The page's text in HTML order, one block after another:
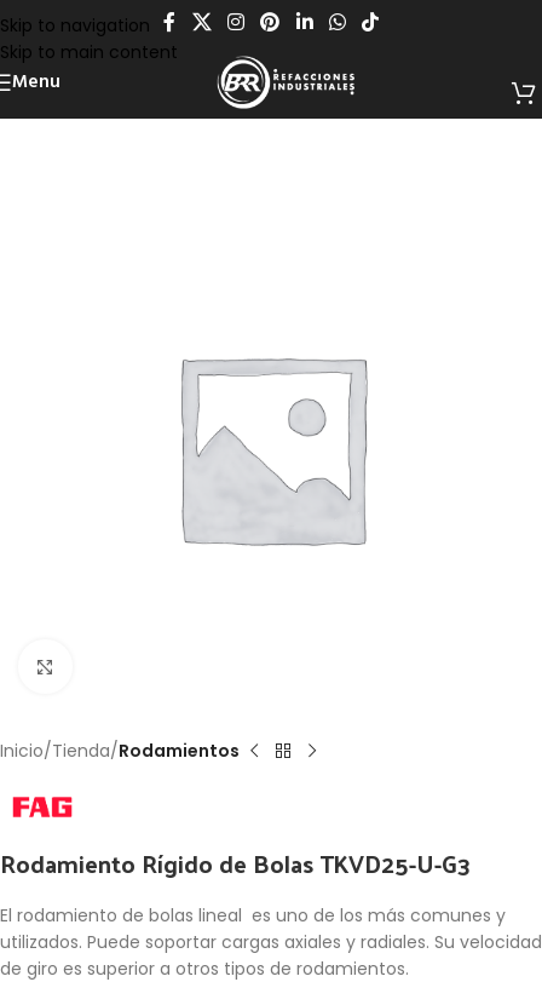
Skip to navigation
Skip to main content
Menu
Inicio Tienda Rodamientos
Rodamiento Rígido de Bolas TKVD25-U-G3
El rodamiento de bolas lineal es uno de los más comunes y
utilizados. Puede soportar cargas axiales y radiales. Su velocidad
de giro es superior a otros tipos de rodamientos.